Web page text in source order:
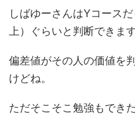
しばゆーさんはYコース
上）ぐらいと判断できます
偏差値がその人の価値を
けどね。
ただそこそこ勉強もでき